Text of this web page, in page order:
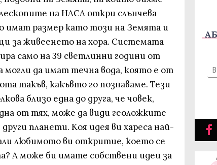
на НАСА откри слънчева
имат размер като този на Земята и
за живеенето на хора. Системата
само на 39 светлинни години от
могли да имат течна вода, която е от
такъв, какъвто го познаваме. Тези
близо една до друга, че човек,
от тях, може да види геоложките
планети. Коя идея ви хареса най-
любимото ви откритие, което се
А може би имате собствени идеи за